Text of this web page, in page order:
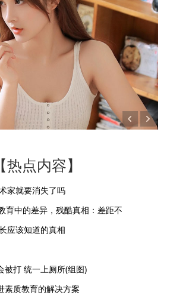
【热点内容】
家就要消失了吗
育中的差异，残酷真相：差距不
应该知道的真相
被打 统一上厕所(组图)
素质教育的解决方案